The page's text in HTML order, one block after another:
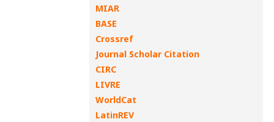
MIAR
BASE
Crossref
Journal Scholar Citation
CIRC
LIVRE
WorldCat
LatinREV